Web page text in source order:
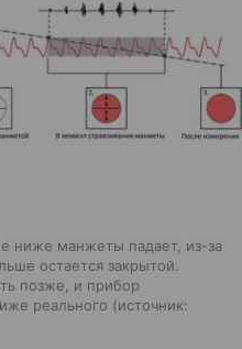
ниже манжеты падает, из-за
остается закрытой.
позже, и прибор
реального
источник: